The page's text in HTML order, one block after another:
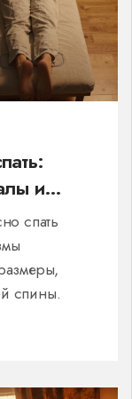
и
спать
спины.